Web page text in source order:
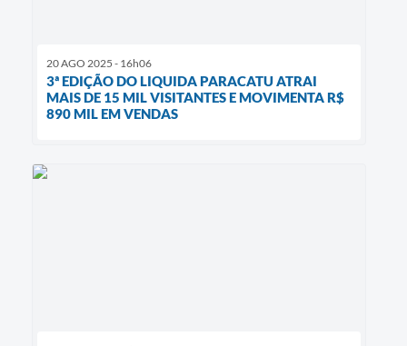
20 AGO 2025 - 16h06
3ª EDIÇÃO DO LIQUIDA PARACATU ATRAI
MAIS DE 15 MIL VISITANTES E MOVIMENTA R$
890 MIL EM VENDAS